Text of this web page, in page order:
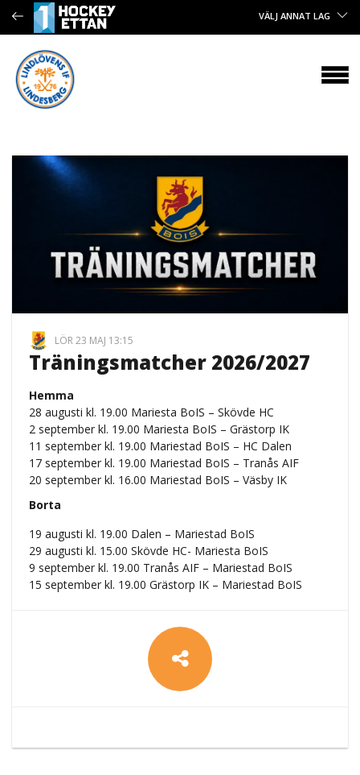
VÄLJ ANNAT LAG
LÖR 23 MAJ 13:15
Träningsmatcher 2026/2027
Hemma
28 augusti kl. 19.00 Mariesta BoIS – Skövde HC
2 september kl. 19.00 Mariesta BoIS – Grästorp IK
11 september kl. 19.00 Mariestad BoIS – HC Dalen
17 september kl. 19.00 Mariestad BoIS – Tranås AIF
20 september kl. 16.00 Mariestad BoIS – Väsby IK
Borta
19 augusti kl. 19.00 Dalen – Mariestad BoIS
29 augusti kl. 15.00 Skövde HC- Mariesta BoIS
9 september kl. 19.00 Tranås AIF – Mariestad BoIS
15 september kl. 19.00 Grästorp IK – Mariestad BoIS